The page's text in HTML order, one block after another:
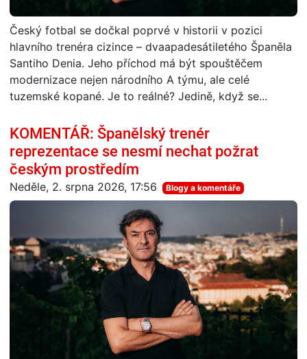
Český fotbal se dočkal poprvé v historii v pozici
hlavního trenéra cizince – dvaapadesátiletého Španěla
Santiho Denia. Jeho příchod má být spouštěčem
modernizace nejen národního A týmu, ale celé
tuzemské kopané. Je to reálné? Jedině, když se...
KOMENTÁŘ: Španělský trenér
reprezentace se nesmí nechat požrat
českým prostředím
Neděle, 2. srpna 2026, 17:56 Blogy a komentáře